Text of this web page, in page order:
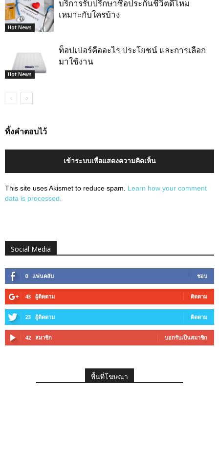
Hot News
บริการรับปรึกษาซื้อประกันชีวิตดีไหม
เหมาะกับใครบ้าง
Hot News
ท็อปเปอร์คืออะไร ประโยชน์ และการเลือก
มาใช้งาน
ทิ้งคำตอบไว้
เข้าระบบเพื่อแสดงความคิดเห็น
This site uses Akismet to reduce spam. Learn how your comment
data is processed.
Social Media
0 แฟนคลับ ชอบ
43 ผู้ติดตาม ติดตาม
23 ผู้ติดตาม ติดตาม
42 สมาชิก บอกรับเป็นสมาชิก
พื้นที่โฆษณา